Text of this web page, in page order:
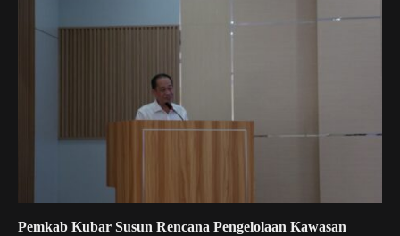
Pemkab Kubar Susun Rencana Pengelolaan Kawasan